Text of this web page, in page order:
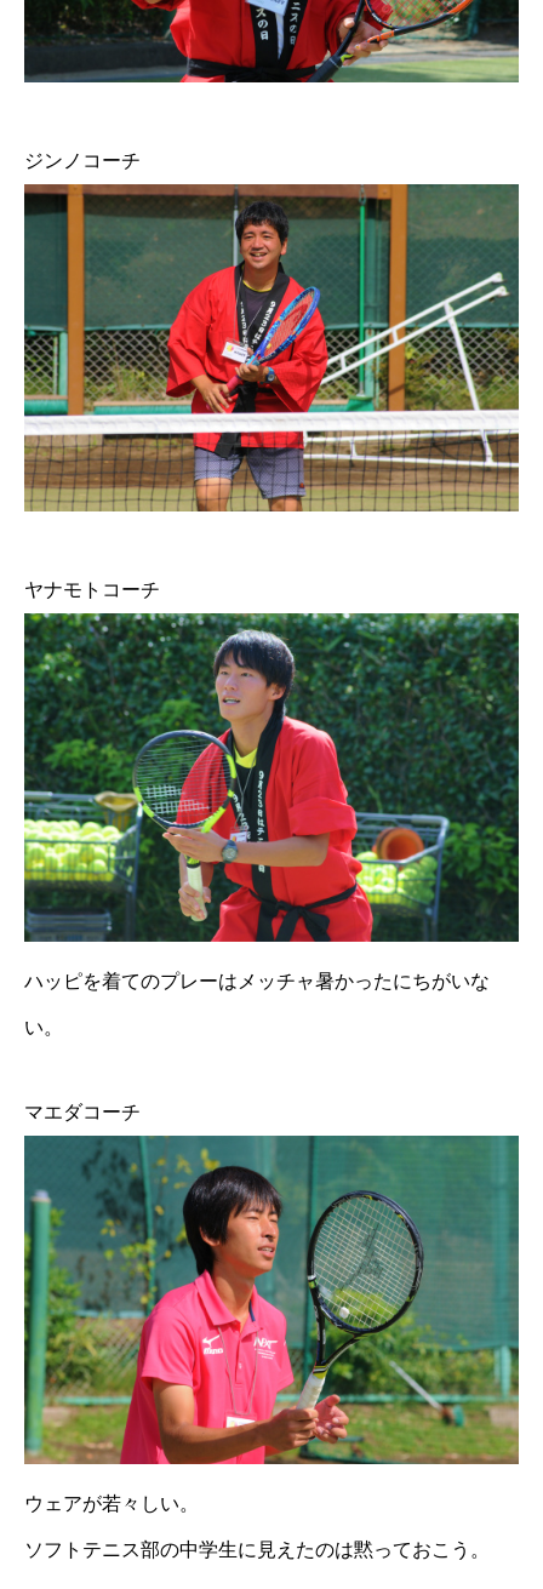
ジンノコーチ
ヤナモトコーチ
ハッピを着てのプレーはメッチャ暑かったにちがいな
い。
マエダコーチ
ウェアが若々しい。
ソフトテニス部の中学生に見えたのは黙っておこう。